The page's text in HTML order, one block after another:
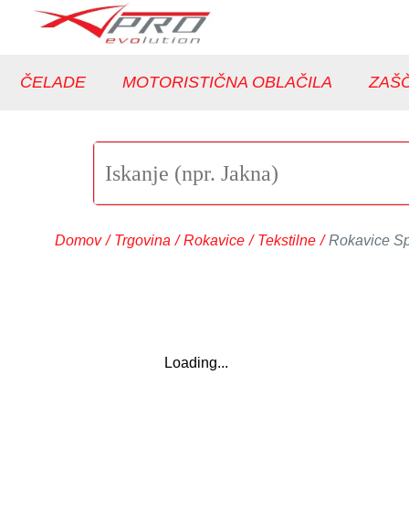
ČELADE MOTORISTIČNA OBLAČILA
Domov / Trgovina / Rokavice / Tekstilne / Rokavice
Loading...